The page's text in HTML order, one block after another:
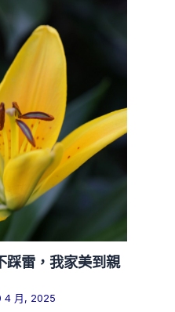
踩雷，我家美到親
4 月, 2025